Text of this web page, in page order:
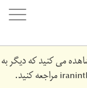
می کنید که دیگر به
مراجعه کنید.